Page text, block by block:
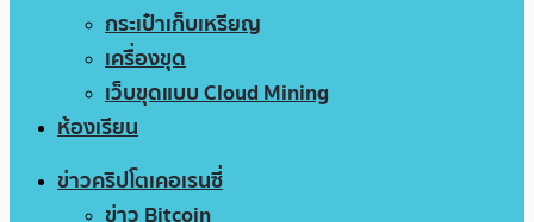
กระเป๋าเก็บเหรียญ
เครื่องขุด
เว็บขุดแบบ Cloud Mining
ห้องเรียน
ข่าวคริปโตเคอเรนซี่